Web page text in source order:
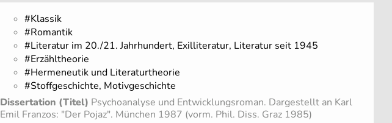
#Klassik
#Romantik
#Literatur im 20./21. Jahrhundert, Exilliteratur, Literatur seit 1945
#Erzähltheorie
#Hermeneutik und Literaturtheorie
#Stoffgeschichte, Motivgeschichte
Dissertation (Titel) Psychoanalyse und Entwicklungsroman. Dargestellt an Karl
Emil Franzos: "Der Pojaz". München 1987 (vorm. Phil. Diss. Graz 1985)